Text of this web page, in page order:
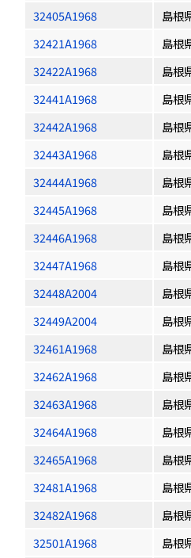
32405A1968
島根
32421A1968
島根
32422A1968
島根
32441A1968
島根
32442A1968
島根
32443A1968
島根
32444A1968
島根
32445A1968
島根
32446A1968
島根
32447A1968
島根
32448A2004
島根
32449A2004
島根
32461A1968
島根
32462A1968
島根
32463A1968
島根
32464A1968
島根
32465A1968
島根
32481A1968
島根
32482A1968
島根
32501A1968
島根